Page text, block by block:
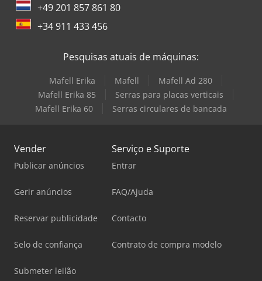
+49 201 857 861 80
+34 911 433 456
Pesquisas atuais de máquinas:
Mafell Erika Mafell
Mafell Ad 280
Mafell Erika 85
Serras para placas verticais
Mafell Erika 60
Serras circulares de bancada
Vender
Publicar anúncios
Gerir anúncios
Reservar publicidade
Selo de confiança
Submeter leilão
Serviço e Suporte
Entrar
FAQ/Ajuda
Contacto
Contrato de compra modelo